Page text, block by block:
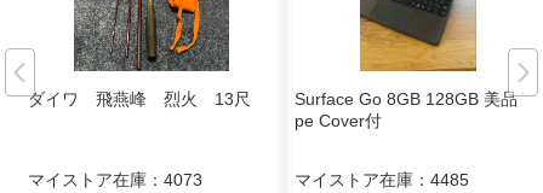
ダイワ 飛燕峰 烈火 13尺
マイストア在庫： 4073
Surface Go 8GB 128GB 美品 Ty
pe Cover付
マイストア在庫： 4485